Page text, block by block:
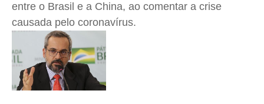
entre o Brasil e a China, ao comentar a crise
causada pelo coronavírus.